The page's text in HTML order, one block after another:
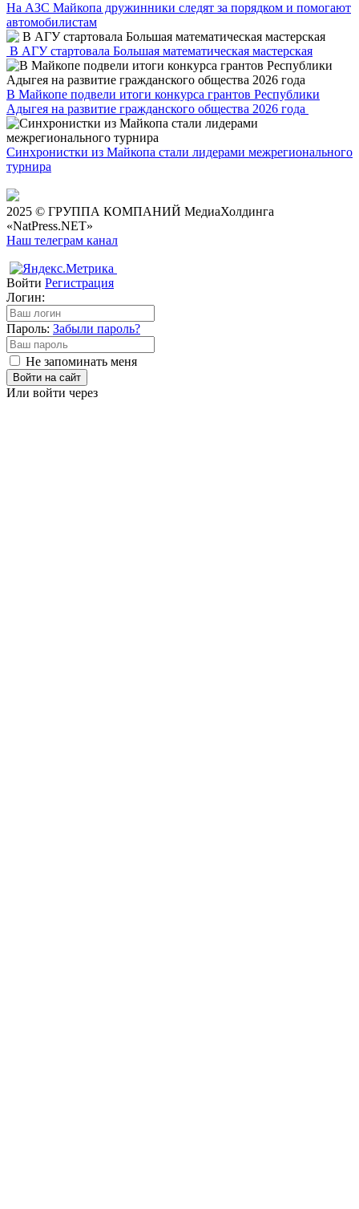
На АЗС Майкопа дружинники следят за порядком и помогают
автомобилистам
В АГУ стартовала Большая математическая мастерская
В Майкопе подвели итоги конкурса грантов Республики
Адыгея на развитие гражданского общества 2026 года
Синхронистки из Майкопа стали лидерами межрегионального
турнира
2025 © ГРУППА КОМПАНИЙ МедиаХолдинга
«NatPress.NET»
Наш телеграм канал
Войти Регистрация
Логин:
Пароль: Забыли пароль?
Не запоминать меня
Войти на сайт
Или войти через